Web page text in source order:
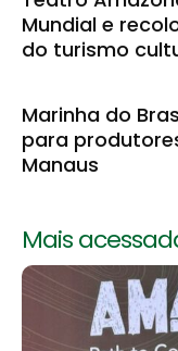
Mundial e
do turismo
Marinha do
para
Manaus
Mais